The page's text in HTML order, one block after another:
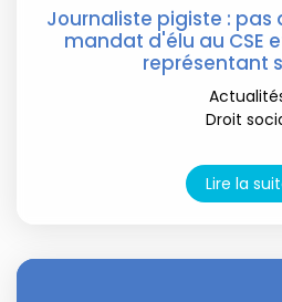
Journaliste pigiste : pas
mandat d'élu au CSE
représentant
Droit
Lire la